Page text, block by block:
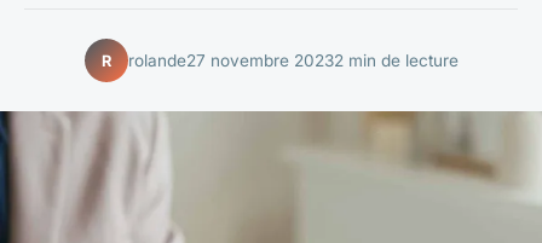
R rolande27 novembre 20232 min de lecture